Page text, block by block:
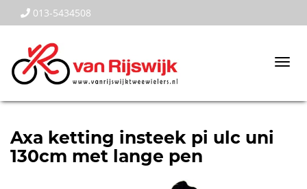
013-5434508
Axa ketting insteek pi ulc uni
130cm met lange pen